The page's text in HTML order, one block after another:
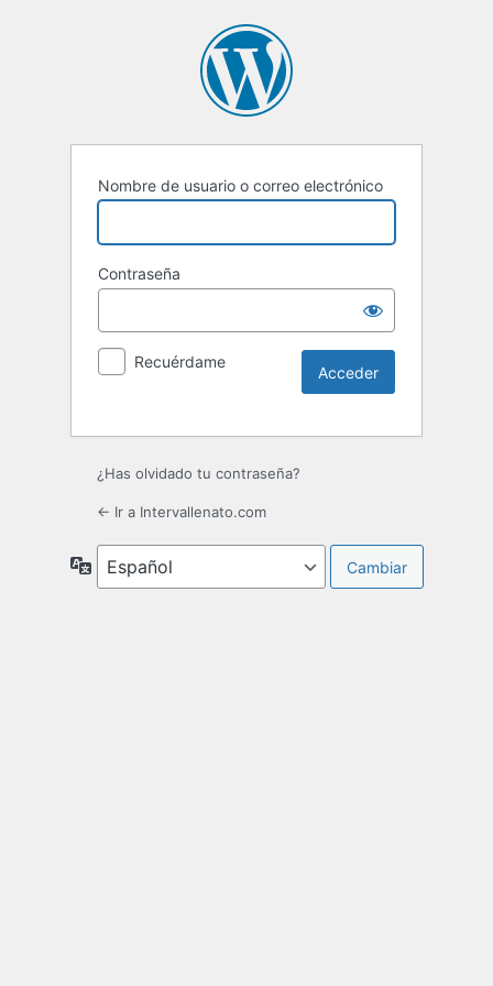
Nombre de usuario o correo electrónico
Contraseña
Recuérdame
¿Has olvidado tu contraseña?
← Ir a Intervallenato.com
Idioma